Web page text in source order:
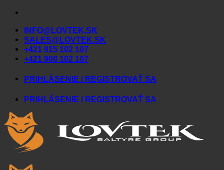
Skip
contentINFO@LOVTEK.SK
SALES@LOVTEK.SK
+421 915 102 107
+421 908 102 107
PRIHLÁSENIE / REGISTROVAŤ SA
PRIHLÁSENIE / REGISTROVAŤ SA